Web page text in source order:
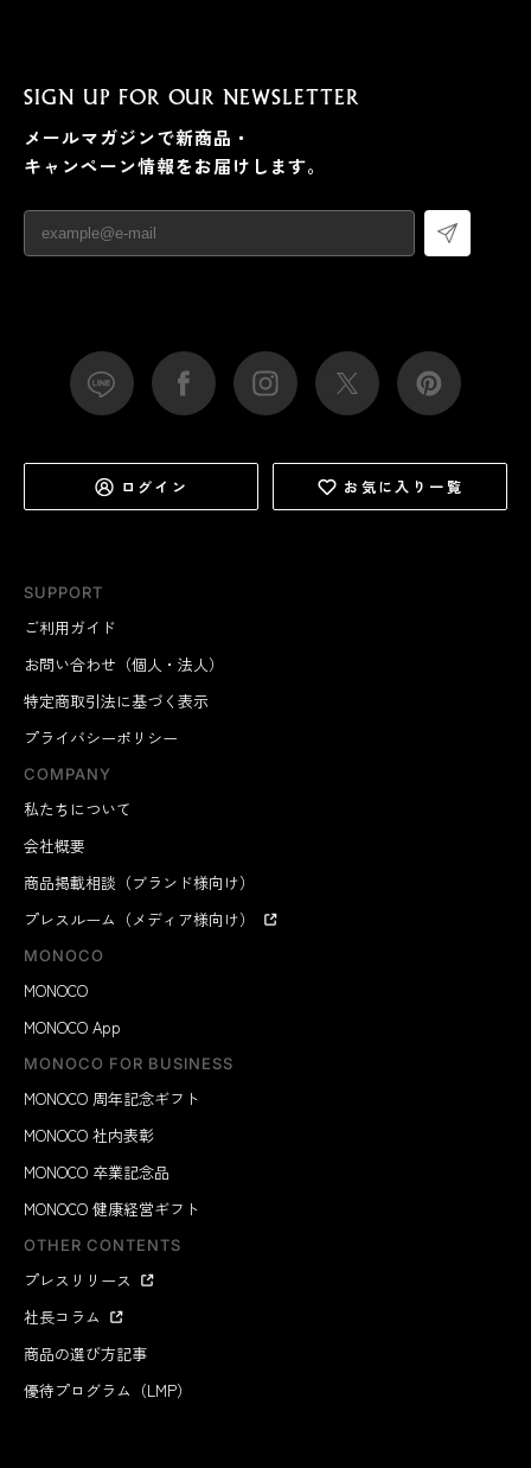
SUPPORT
ご利用ガイド
お問い合わせ（個人・法人）
特定商取引法に基づく表示
プライバシーポリシー
COMPANY
私たちについて
会社概要
商品掲載相談（ブランド様向け）
プレスルーム（メディア様向け）
MONOCO
MONOCO
MONOCO App
MONOCO FOR BUSINESS
MONOCO 周年記念ギフト
MONOCO 社内表彰
MONOCO 卒業記念品
MONOCO 健康経営ギフト
OTHER CONTENTS
プレスリリース
社長コラム
商品の選び方記事
優待プログラム（LMP）
SIGN UP FOR OUR NEWSLETTER
メールマガジンで新商品・
キャンペーン情報をお届けします。
ログイン お気に入り一覧